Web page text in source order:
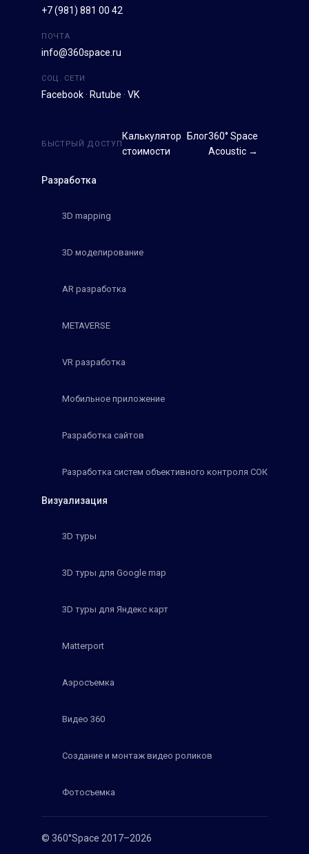
© 360°Space 2017–2026
+7 (981) 881 00 42
ПОЧТА
info@360space.ru
СОЦ. СЕТИ
Facebook · Rutube · VK
Разработка
3D mapping
3D моделирование
AR разработка
METAVERSE
VR разработка
Мобильное приложение
Разработка сайтов
Разработка систем объективного контроля СОК
Визуализация
3D туры
3D туры для Google map
3D туры для Яндекс карт
Matterport
Аэросъемка
Видео 360
Создание и монтаж видео роликов
Фотосъемка
БЫСТРЫЙ ДОСТУП
Калькулятор
стоимости
Блог360° Space
Acoustic →